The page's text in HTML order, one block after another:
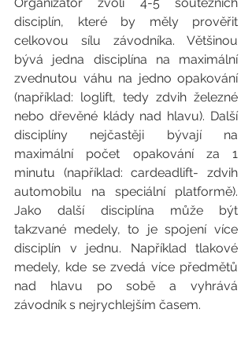
Organizátor zvolí 4-5 soutěžních
disciplín, které by měly prověřit
celkovou sílu závodníka. Většinou
bývá jedna disciplína na maximální
zvednutou váhu na jedno opakování
(například: loglift, tedy zdvih železné
nebo dřevěné klády nad hlavu). Další
disciplíny nejčastěji bývají na
maximální počet opakování za 1
minutu (například: cardeadlift- zdvih
automobilu na speciální platformě).
Jako další disciplína může být
takzvané medely, to je spojení více
disciplín v jednu. Například tlakové
medely, kde se zvedá více předmětů
nad hlavu po sobě a vyhrává
závodník s nejrychlejším časem.